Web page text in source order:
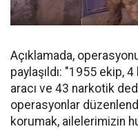
Açıklamada,
paylaşıldı: "1955 ekip,
aracı ve 43 narkotik
operasyonlar
korumak, ailelerimizin